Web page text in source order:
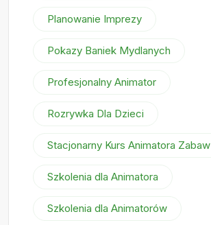
Planowanie Imprezy
Pokazy Baniek Mydlanych
Profesjonalny Animator
Rozrywka Dla Dzieci
Stacjonarny Kurs Animatora Zabaw
Szkolenia dla Animatora
Szkolenia dla Animatorów